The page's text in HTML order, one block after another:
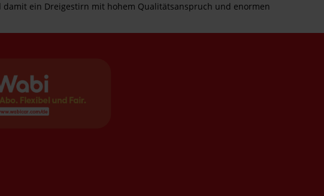
ein Dreigestirn mit hohem Qualitätsanspruch und enormen